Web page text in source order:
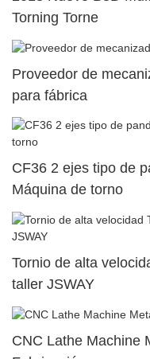
Torning Torne
Proveedor de
para fábrica
CF36 2 ejes tipo de
Máquina de torno
Tornio de alta
taller JSWAY
CNC Lathe Machine